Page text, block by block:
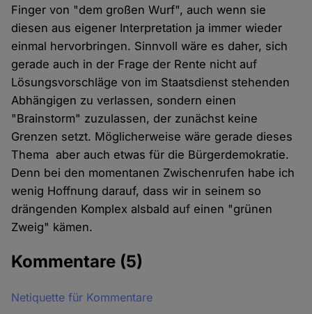
Finger von "dem großen Wurf", auch wenn sie
diesen aus eigener Interpretation ja immer wieder
einmal hervorbringen. Sinnvoll wäre es daher, sich
gerade auch in der Frage der Rente nicht auf
Lösungsvorschläge von im Staatsdienst stehenden
Abhängigen zu verlassen, sondern einen
"Brainstorm" zuzulassen, der zunächst keine
Grenzen setzt. Möglicherweise wäre gerade dieses
Thema aber auch etwas für die Bürgerdemokratie.
Denn bei den momentanen Zwischenrufen habe ich
wenig Hoffnung darauf, dass wir in seinem so
drängenden Komplex alsbald auf einen "grünen
Zweig" kämen.
Kommentare (5)
Netiquette für Kommentare